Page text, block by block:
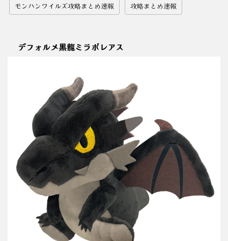
モンハンワイルズ攻略まとめ速報 攻略まとめ速報
デフォルメ黒龍ミラボレアス